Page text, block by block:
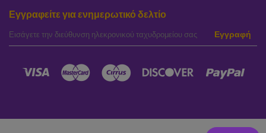
Εγγραφείτε για ενημερωτικό δελτίο
elta Εγγραφή